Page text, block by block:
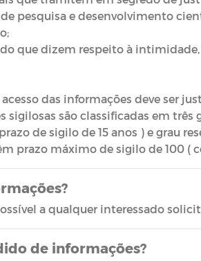
pesquisa e desenvolvimento
que dizem respeito à
das informações deve ser
sigilosas são classificadas em
de sigilo de 15 anos ) e grau
prazo máximo de sigilo de 100 (
a qualquer interessado
de informações?